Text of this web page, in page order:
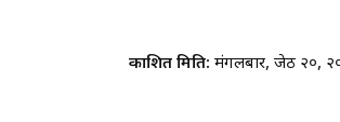
प्रकाशित मिति: मंगलबार, जेठ २०,